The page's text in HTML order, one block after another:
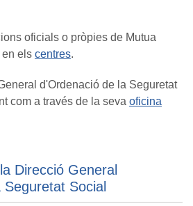
oficials o pròpies de Mutua
els centres.
d'Ordenació de la Seguretat
com a través de la seva oficina
Direcció General
Social